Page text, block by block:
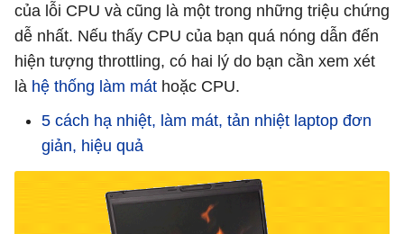
của lỗi CPU và cũng là một trong những triệu chứng
dễ nhất. Nếu thấy CPU của bạn quá nóng dẫn đến
hiện tượng throttling, có hai lý do bạn cần xem xét
là hệ thống làm mát hoặc CPU.
5 cách hạ nhiệt, làm mát, tản nhiệt laptop đơn
giản, hiệu quả